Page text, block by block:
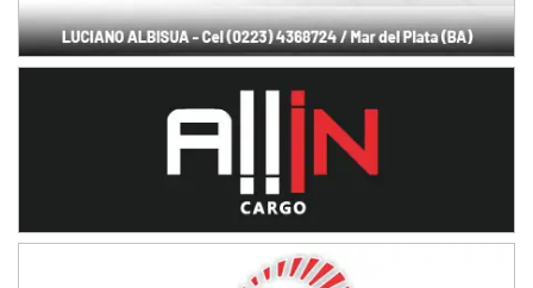
IAME SERIES ARGENTINA 6
Ramiro Tot (Asfalto)
Baradero (Buenos Aires)
Ciudad de Trenque Lauquen (Asfalto)
Trenque Lauquen (Buenos Aires)
ENTRERRIANO - F6 (POSTERGADA)
Villaguay (Entre Ríos)